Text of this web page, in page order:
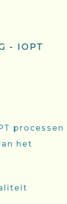
- IOPT
processen
het